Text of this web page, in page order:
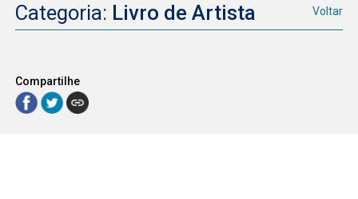
Categoria: Livro de Artista Voltar
Compartilhe